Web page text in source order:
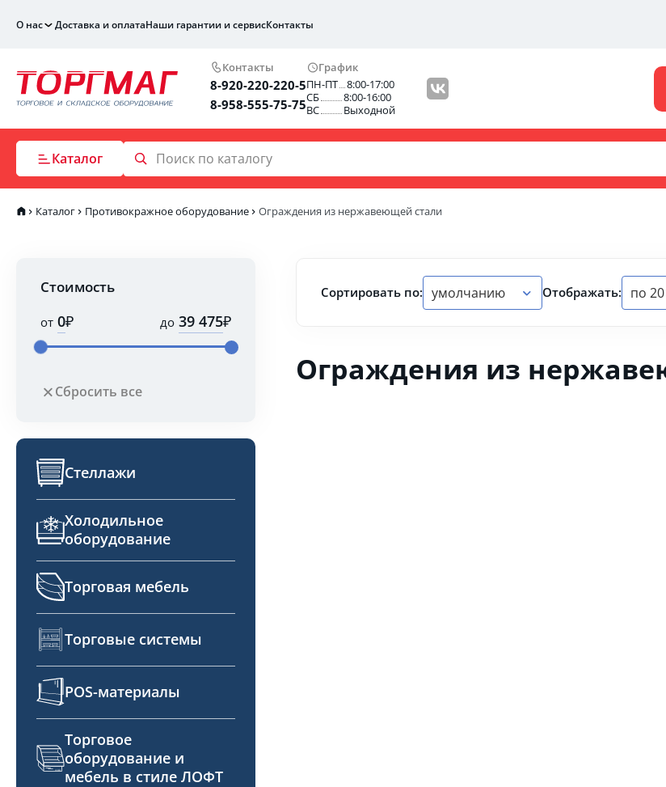
О нас Доставка и оплатаНаши гарантии и сервисКонтакты
Контакты
8-920-220-220-5
8-958-555-75-75
График
ПН-ПТ
8:00-17:00
СБ
8:00-16:00
ВС
Выходной
Каталог
Каталог Противокражное оборудование Ограждения из нержавеющей стали
Стоимость
от ₽ до ₽
Сбросить все
Стеллажи
Холодильное
оборудование
Торговая мебель
Торговые системы
POS-материалы
Торговое
оборудование и
мебель в стиле ЛОФТ
Сортировать по: умолчанию Отображать: по
Ограждения из